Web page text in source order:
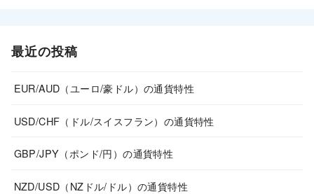
最近の投稿
EUR/AUD（ユーロ/豪ドル）の通貨特性
USD/CHF（ドル/スイスフラン）の通貨特性
GBP/JPY（ポンド/円）の通貨特性
NZD/USD（NZドル/ドル）の通貨特性